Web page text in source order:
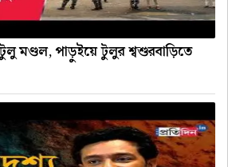
টুলু মণ্ডল, পাড়ুইয়ে টুলুর শ্বশুরবাড়িতে